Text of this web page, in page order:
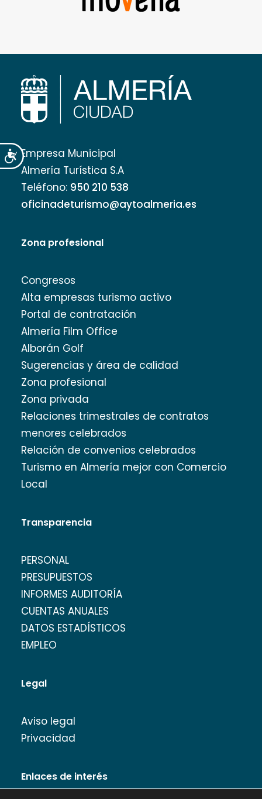
Accesibilidad
Empresa Municipal
Almería Turística S.A
Teléfono: 950 210 538
oficinadeturismo@aytoalmeria.es
Zona profesional
Congresos
Alta empresas turismo activo
Portal de contratación
Almería Film Office
Alborán Golf
Sugerencias y área de calidad
Zona profesional
Zona privada
Relaciones trimestrales de contratos
menores celebrados
Relación de convenios celebrados
Turismo en Almería mejor con Comercio
Local
Transparencia
PERSONAL
PRESUPUESTOS
INFORMES AUDITORÍA
CUENTAS ANUALES
DATOS ESTADÍSTICOS
EMPLEO
Legal
Aviso legal
Privacidad
Enlaces de interés